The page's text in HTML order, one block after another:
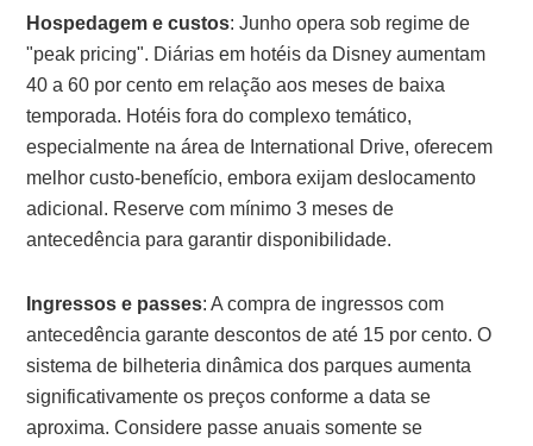
Hospedagem e custos: Junho opera sob regime de
"peak pricing". Diárias em hotéis da Disney aumentam
40 a 60 por cento em relação aos meses de baixa
temporada. Hotéis fora do complexo temático,
especialmente na área de International Drive, oferecem
melhor custo-benefício, embora exijam deslocamento
adicional. Reserve com mínimo 3 meses de
antecedência para garantir disponibilidade.
Ingressos e passes: A compra de ingressos com
antecedência garante descontos de até 15 por cento. O
sistema de bilheteria dinâmica dos parques aumenta
significativamente os preços conforme a data se
aproxima. Considere passe anuais somente se